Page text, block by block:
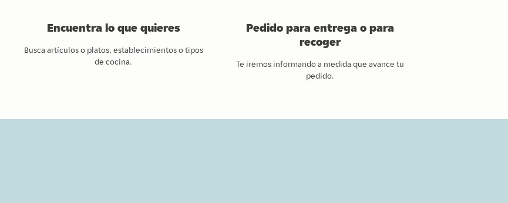
Encuentra lo que quieres
Busca artículos o platos, establecimientos o tipos
de cocina.
Pedido para entrega o para
recoger
Te iremos informando a medida que avance tu
pedido.